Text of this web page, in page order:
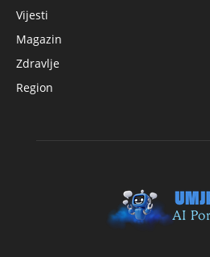
Vijesti
Magazin
Zdravlje
Region